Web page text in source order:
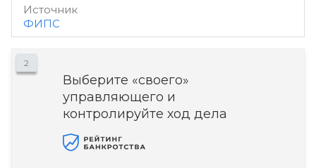
Источник
ФИПС
2
Выберите «своего»
управляющего и
контролируйте ход дела